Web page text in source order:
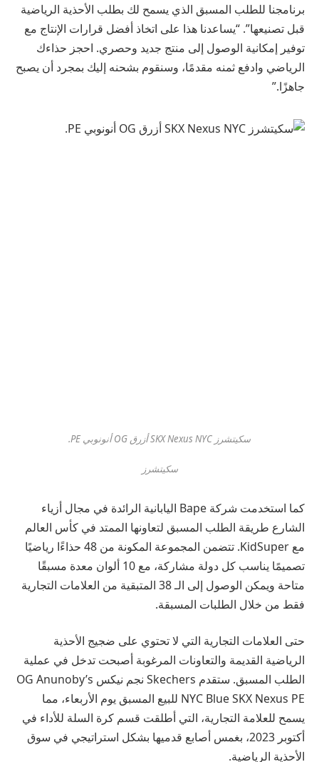
برنامجنا للطلب المسبق الذي يسمح لك بطلب الأحذية الرياضية
قبل تصنيعها”. “يساعدنا هذا على اتخاذ أفضل قرارات الإنتاج مع
توفير إمكانية الوصول إلى منتج جديد وحصري. احجز حذاءك
الرياضي وادفع ثمنه مقدمًا، وسنقوم بشحنه إليك بمجرد أن يصبح
جاهزًا.”
سكيتشرز SKX Nexus NYC أزرق OG أنونوبي PE.
سكيتشرز
كما استخدمت شركة Bape اليابانية الرائدة في مجال أزياء
الشارع طريقة الطلب المسبق لتعاونها الممتد في كأس العالم
مع KidSuper. تتضمن المجموعة المكونة من 48 حذاءًا رياضيًا
تصميمًا يناسب كل دولة مشاركة، مع 10 ألوان معدة مسبقًا
متاحة ويمكن الوصول إلى الـ 38 المتبقية من العلامات التجارية
فقط من خلال الطلبات المسبقة.
حتى العلامات التجارية التي لا تحتوي على ضجيج الأحذية
الرياضية القديمة والتعاونات المرغوبة أصبحت تدخل في عملية
الطلب المسبق. ستقدم Skechers نجم نيكس OG Anunoby’s
NYC Blue SKX Nexus PE للبيع المسبق يوم الأربعاء، مما
يسمح للعلامة التجارية، التي أطلقت قسم كرة السلة للأداء في
أكتوبر 2023، بغمس أصابع قدميها بشكل استراتيجي في سوق
الأحذية الرياضية.